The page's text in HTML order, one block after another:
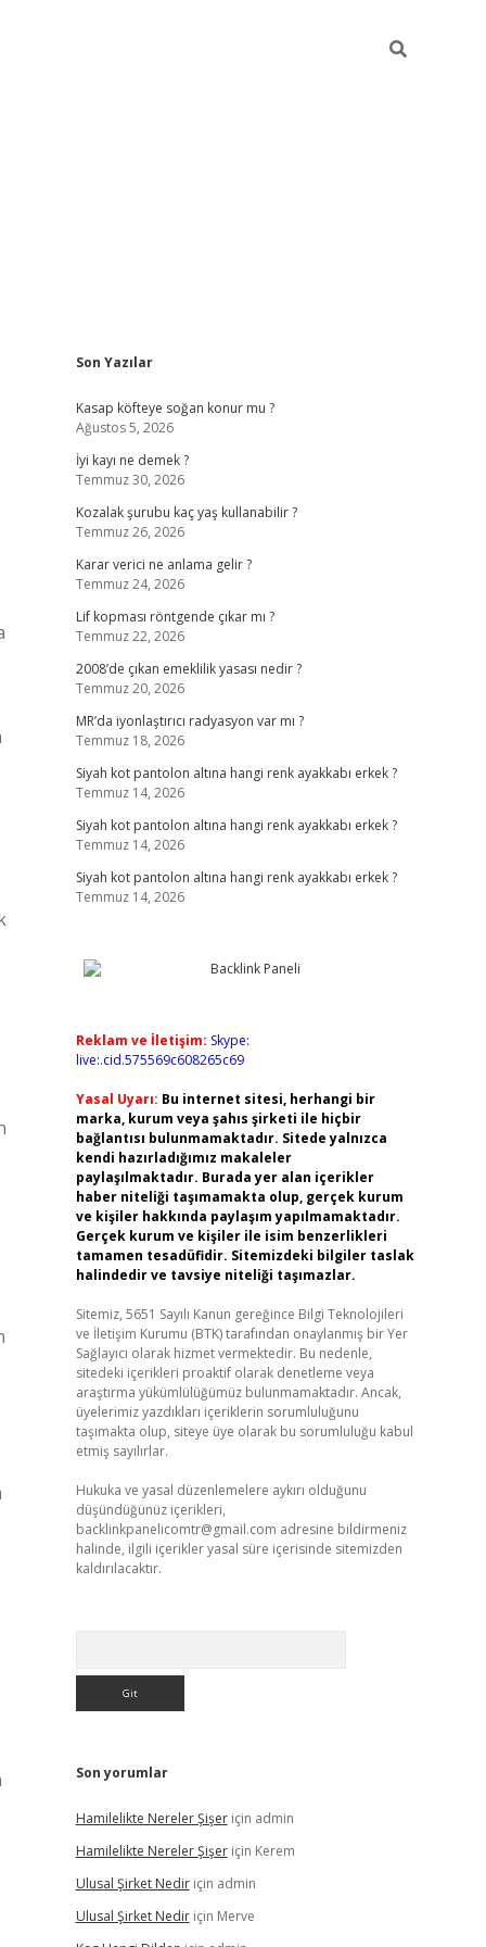
Sidebar
Son Yazılar
Kasap köfteye soğan konur mu ?
Ağustos 5, 2026
İyi kayı ne demek ?
Temmuz 30, 2026
Kozalak şurubu kaç yaş kullanabilir ?
Temmuz 26, 2026
Karar verici ne anlama gelir ?
Temmuz 24, 2026
Lif kopması röntgende çıkar mı ?
Temmuz 22, 2026
2008’de çıkan emeklilik yasası nedir ?
Temmuz 20, 2026
MR’da iyonlaştırıcı radyasyon var mı ?
Temmuz 18, 2026
Siyah kot pantolon altına hangi renk ayakkabı erkek ?
Temmuz 14, 2026
Siyah kot pantolon altına hangi renk ayakkabı erkek ?
Temmuz 14, 2026
Siyah kot pantolon altına hangi renk ayakkabı erkek ?
Temmuz 14, 2026
Reklam ve İletişim: Skype:
live:.cid.575569c608265c69
Yasal Uyarı: Bu internet sitesi, herhangi bir
marka, kurum veya şahıs şirketi ile hiçbir
bağlantısı bulunmamaktadır. Sitede yalnızca
kendi hazırladığımız makaleler
paylaşılmaktadır. Burada yer alan içerikler
haber niteliği taşımamakta olup, gerçek kurum
ve kişiler hakkında paylaşım yapılmamaktadır.
Gerçek kurum ve kişiler ile isim benzerlikleri
tamamen tesadüfidir. Sitemizdeki bilgiler taslak
halindedir ve tavsiye niteliği taşımazlar.
Sitemiz, 5651 Sayılı Kanun gereğince Bilgi Teknolojileri
ve İletişim Kurumu (BTK) tarafından onaylanmış bir Yer
Sağlayıcı olarak hizmet vermektedir. Bu nedenle,
sitedeki içerikleri proaktif olarak denetleme veya
araştırma yükümlülüğümüz bulunmamaktadır. Ancak,
üyelerimiz yazdıkları içeriklerin sorumluluğunu
taşımakta olup, siteye üye olarak bu sorumluluğu kabul
etmiş sayılırlar.
Hukuka ve yasal düzenlemelere aykırı olduğunu
düşündüğünüz içerikleri,
backlinkpanelicomtr@gmail.com adresine bildirmeniz
halinde, ilgili içerikler yasal süre içerisinde sitemizden
kaldırılacaktır.
Son yorumlar
Hamilelikte Nereler Şişeriçin admin
Hamilelikte Nereler Şişeriçin Kerem
Ulusal Şirket Nediriçin admin
Ulusal Şirket Nediriçin Merve